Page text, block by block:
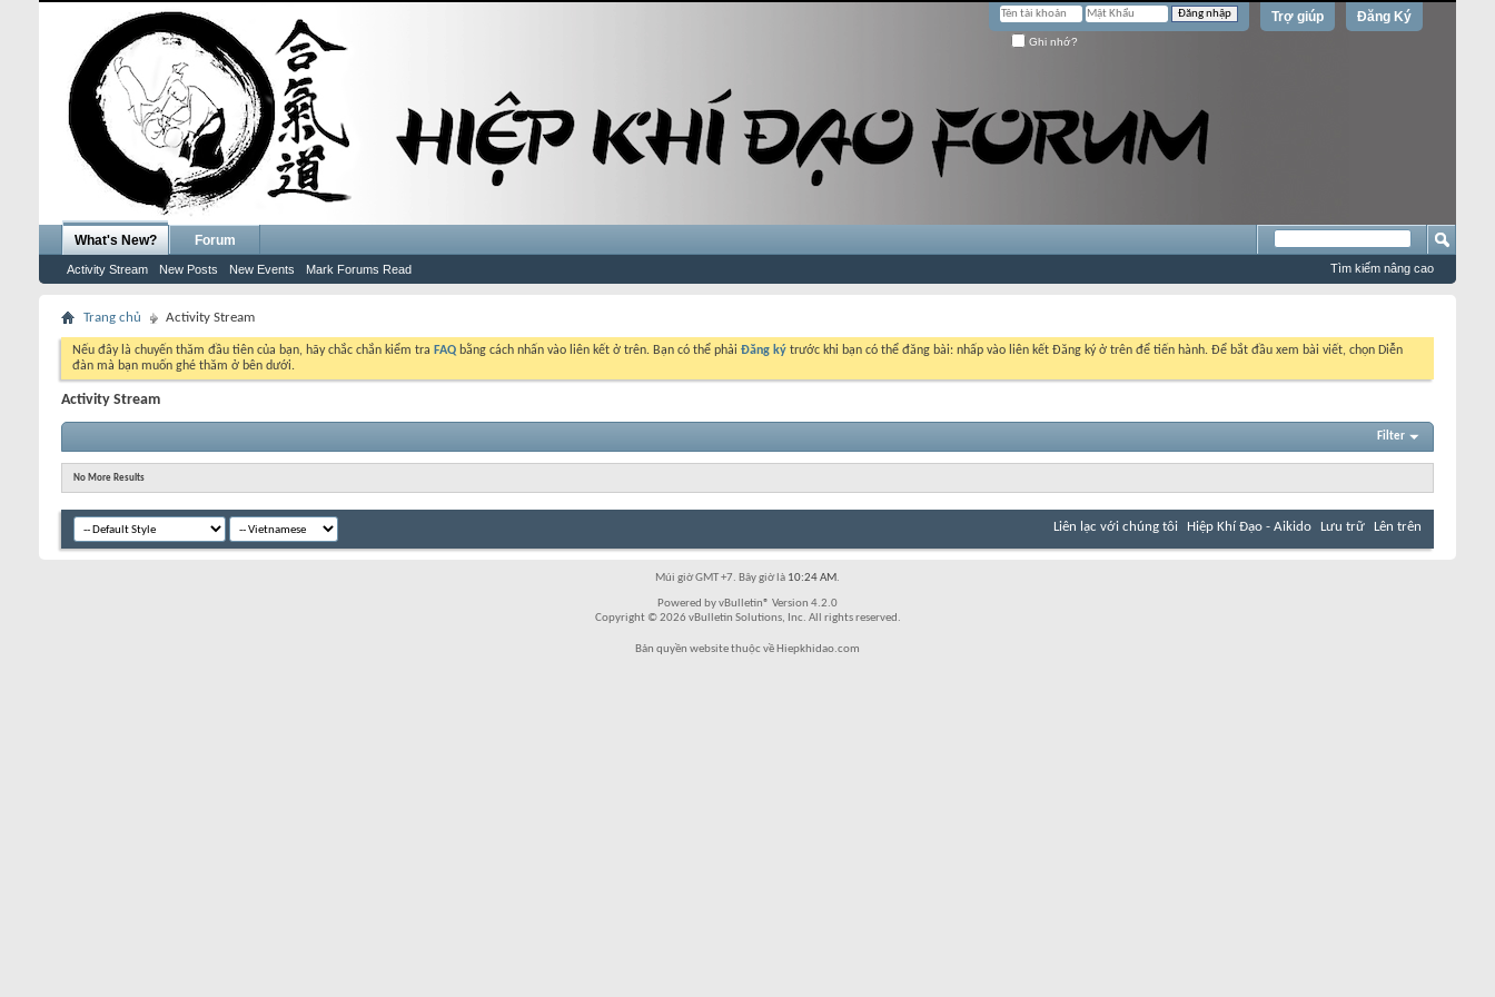
Đăng Ký
Trợ giúp
Ghi nhớ?
What's New?
Activity Stream New Posts New Events Mark Forums Read
Forum
Tìm kiếm nâng cao
Trang chủ Activity Stream
Nếu đây là chuyến thăm đầu tiên của bạn, hãy chắc chắn kiểm tra FAQ bằng cách nhấn vào liên kết ở trên. Bạn có thể phải Đăng ký trước khi bạn có thể đăng bài: nhấp vào liên kết Đăng ký ở trên để tiến hành. Để bắt đầu xem bài viết, chọn Diễn
đàn mà bạn muốn ghé thăm ở bên dưới.
Activity Stream
Filter
No More Results
Liên lạc với chúng tôi Hiệp Khí Đạo - Aikido Lưu trữ Lên trên
Múi giờ GMT +7. Bây giờ là 10:24 AM.
Powered by vBulletin® Version 4.2.0
Copyright © 2026 vBulletin Solutions, Inc. All rights reserved.
Bản quyền website thuộc về Hiepkhidao.com